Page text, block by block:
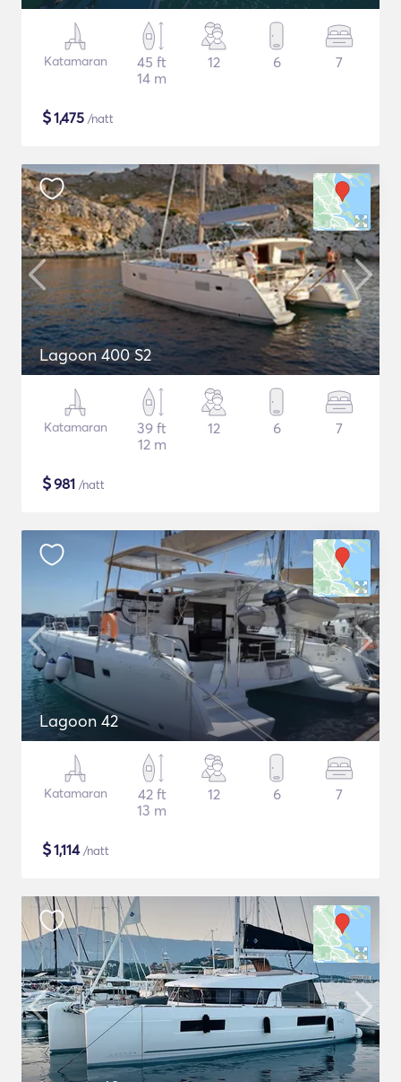
Katamaran
45 ft
14 m
12 6 7
$1,475 /natt
Lagoon 400 S2
Katamaran
39 ft
12 m
12 6 7
$981 /natt
Lagoon 42
Katamaran
42 ft
13 m
12 6 7
$1,114/natt